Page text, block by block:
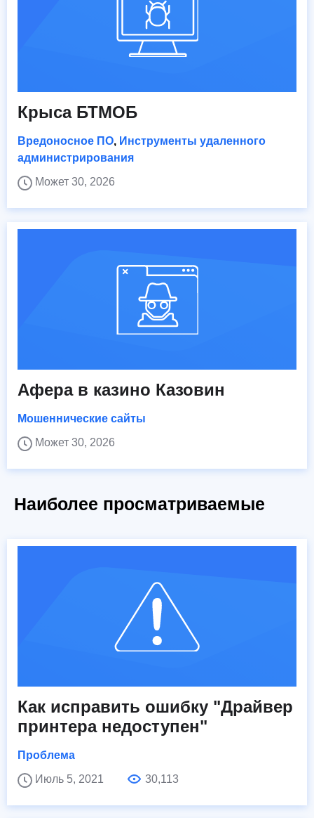
Крыса БТМОБ
Вредоносное ПО, Инструменты удаленного
администрирования
Может 30, 2026
Афера в казино Казовин
Мошеннические сайты
Может 30, 2026
Наиболее просматриваемые
Как исправить ошибку "Драйвер
принтера недоступен"
Проблема
Июль 5, 2021
30,113